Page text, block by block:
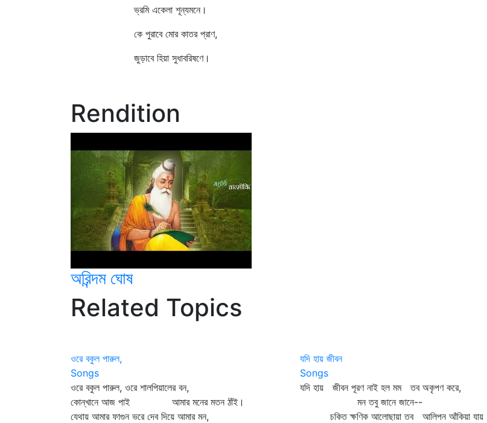
ভ্রমি একেলা শূন্যমনে।
কে পুরাবে মোর কাতর প্রাণ,
জুড়াবে হিয়া সুধাবরিষণে।
Rendition
অরিন্দম ঘোষ
Related Topics
ওরে বকুল পারুল,
Songs
ওরে বকুল পারুল, ওরে শালপিয়ালের বন,
কোন্‌খানে আজ পাই আমার মনের মতন ঠাঁই।
যেথায় আমার ফাগুন ভরে দেব দিয়ে আমার মন,
যদি হায় জীবন
Songs
যদি হায় জীবন পূরণ নাই হল মম তব অকৃপণ করে,
মন তবু জানে জানে--
চকিত ক্ষণিক আলোছায়া তব আলিপন আঁকিয়া যায়